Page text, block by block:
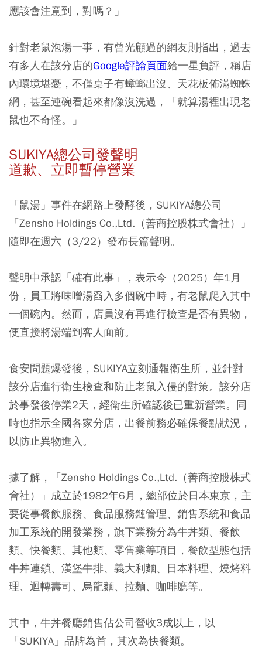
應該會注意到，對嗎？」
針對老鼠泡湯一事，有曾光顧過的網友則指出，過去
有多人在該分店的Google評論頁面給一星負評，稱店
內環境堪憂，不僅桌子有蟑螂出沒、天花板佈滿蜘蛛
網，甚至連碗看起來都像沒洗過，「就算湯裡出現老
鼠也不奇怪。」
SUKIYA總公司發聲明
道歉、立即暫停營業
「鼠湯」事件在網路上發酵後，SUKIYA總公司
「Zensho Holdings Co.,Ltd.（善商控股株式會社）」
隨即在週六（3/22）發布長篇聲明。
聲明中承認「確有此事」，表示今（2025）年1月
份，員工將味噌湯舀入多個碗中時，有老鼠爬入其中
一個碗內。然而，店員沒有再進行檢查是否有異物，
便直接將湯端到客人面前。
食安問題爆發後，SUKIYA立刻通報衛生所，並針對
該分店進行衛生檢查和防止老鼠入侵的對策。該分店
於事發後停業2天，經衛生所確認後已重新營業。同
時也指示全國各家分店，出餐前務必確保餐點狀況，
以防止異物進入。
據了解，「Zensho Holdings Co.,Ltd.（善商控股株式
會社）」成立於1982年6月，總部位於日本東京，主
要從事餐飲服務、食品服務鏈管理、銷售系統和食品
加工系統的開發業務，旗下業務分為牛丼類、餐飲
類、快餐類、其他類、零售業等項目，餐飲型態包括
牛丼連鎖、漢堡牛排、義大利麵、日本料理、燒烤料
理、迴轉壽司、烏龍麵、拉麵、咖啡廳等。
其中，牛丼餐廳銷售佔公司營收3成以上，以
「SUKIYA」品牌為首，其次為快餐類。